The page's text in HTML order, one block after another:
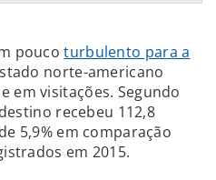
poucoturbulento para a
norte-americano
em visitações. Segundo
recebeu 112,8
5,9% em comparação
em 2015.